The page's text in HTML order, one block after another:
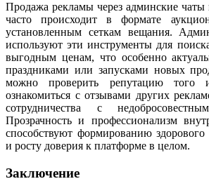
Продажа рекламы через админские
часто происходит в формате
установленным сеткам вещания.
используют эти инструменты для
выгодным ценам, что особенно
праздниками или запусками новых
можно проверить репутацию того
ознакомиться с отзывами других
сотрудничества с
Прозрачность и профессионализм
способствуют формированию здорового
и росту доверия к платформе в целом.
Заключение